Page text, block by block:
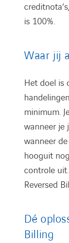
is 100%.
Waar jij
Het doel is
minimum.
wanneer je
wanneer
hooguit
controle
Reversed
Dé
Billing